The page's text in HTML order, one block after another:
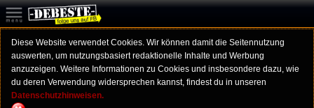
Diese Website verwendet Cookies. Wir können damit die Seitennutzung
auswerten, um nutzungsbasiert redaktionelle Inhalte und Werbung
anzuzeigen. Weitere Informationen zu Cookies und insbesondere dazu, wie
du deren Verwendung widersprechen kannst, findest du in unseren
Datenschutzhinweisen.